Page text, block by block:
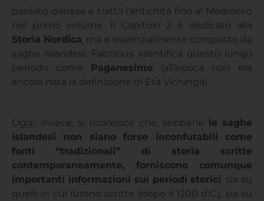
passato danese e tratta l’antichità fino al Medioevo
nel primo volume. Il Capitolo 2 è dedicato alla
Storia Nordica, ma è essenzialmente composto da
saghe islandesi: Fabricius identifica questo lungo
periodo come
Paganesimo (all’epoca non era
ancora nata la definizione di Età Vichinga).
Oggi, invece, si riconosce che, sebbene le saghe
islandesi non siano forse inconfutabili come
fonti “tradizionali” di storia scritte
contemporaneamente, forniscono comunque
importanti informazioni sui periodi storici, sia su
quelli in cui furono scritte (dopo il 1200 d.C.), sia su